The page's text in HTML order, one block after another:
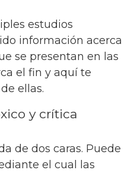
estudios
información acerca
se presentan en las
el fin y aquí te
ellas.
y crítica
de dos caras. Puede
el cual las